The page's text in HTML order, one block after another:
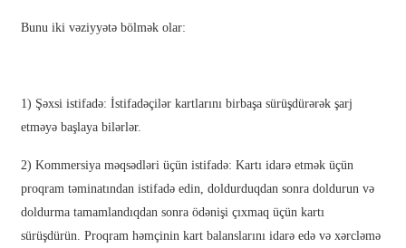
ਪੰਜਾਬੀ
Беларуская
Bunu iki vəziyyətə bölmək olar:
1) Şəxsi istifadə: İstifadəçilər kartlarını birbaşa sürüşdürərək şarj
etməyə başlaya bilərlər.
2) Kommersiya məqsədləri üçün istifadə: Kartı idarə etmək üçün
proqram təminatından istifadə edin, doldurduqdan sonra doldurun və
doldurma tamamlandıqdan sonra ödənişi çıxmaq üçün kartı
sürüşdürün. Proqram həmçinin kart balanslarını idarə edə və xərcləmə